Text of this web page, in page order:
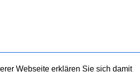
Webseite erklären Sie sich damit